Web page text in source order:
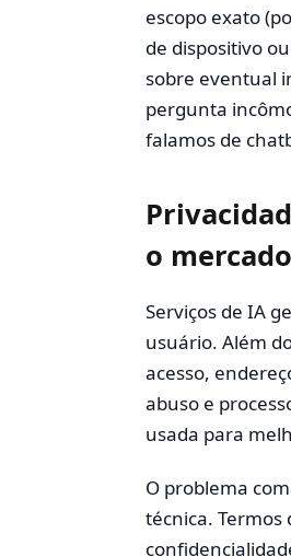
escopo exato
de dispositivo
sobre eventual
pergunta
falamos de
o mercado
Serviços de IA
usuário. Além
acesso,
abuso e
usada para
O problema
técnica. Termos